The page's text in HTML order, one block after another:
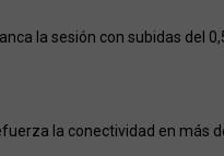
la sesión con subidas del
la conectividad en más